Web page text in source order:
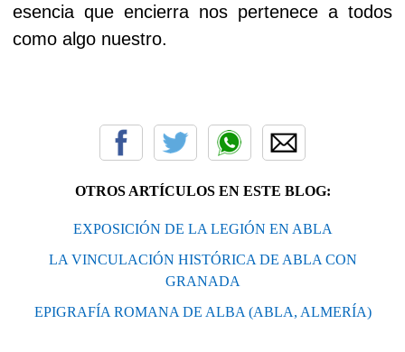
esencia que encierra nos pertenece a todos
como algo nuestro.
OTROS ARTÍCULOS EN ESTE BLOG:
EXPOSICIÓN DE LA LEGIÓN EN ABLA
LA VINCULACIÓN HISTÓRICA DE ABLA CON
GRANADA
EPIGRAFÍA ROMANA DE ALBA (ABLA, ALMERÍA)